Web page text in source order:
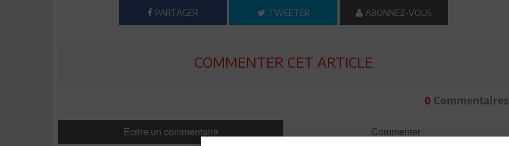
PARTAGER TWEETER ABONNEZ-VOUS
COMMENTER CET ARTICLE
0Commentaires
Ecrire un commentaire Commenter